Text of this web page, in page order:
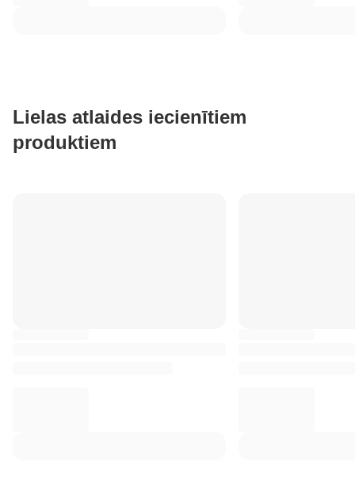
Lielas atlaides iecienītiem
produktiem